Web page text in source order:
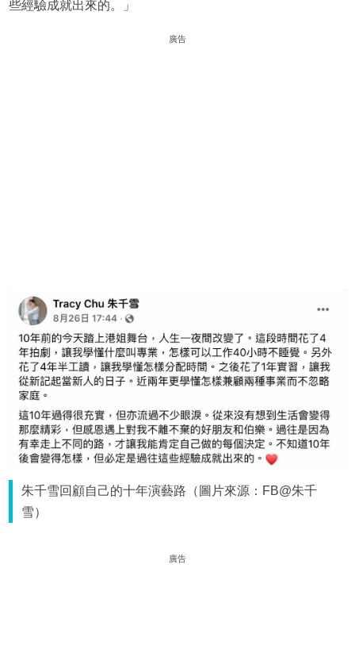
些經驗成就出來的。」
廣告
朱千雪回顧自己的十年演藝路（圖片來源：FB@朱千
雪）
廣告